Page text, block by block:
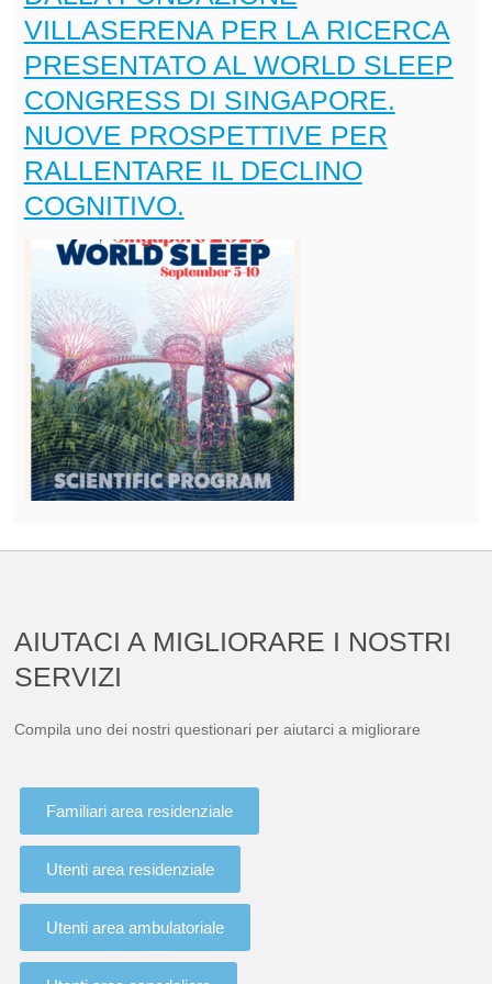
VILLASERENA PER LA RICERCA
PRESENTATO AL WORLD SLEEP
CONGRESS DI SINGAPORE.
NUOVE PROSPETTIVE PER
RALLENTARE IL DECLINO
COGNITIVO.
AIUTACI A MIGLIORARE I NOSTRI
SERVIZI
Compila uno dei nostri questionari per aiutarci a migliorare
Familiari area residenziale
Utenti area residenziale
Utenti area ambulatoriale